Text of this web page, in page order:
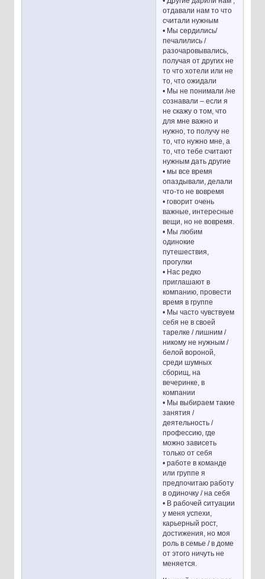
отдавали нам то что
считали нужным
• Мы сердились/
печалились /
разочаровывались,
получая от других не
то что хотели или не
то, что ожидали
• Мы не понимали /не
сознавали – если я
не скажу о том, что
для мне важно и
нужно, то получу не
то, что нужно мне, а
то, что тебе считают
нужным дать другие
• мы все время
опаздывали, делали
что-то не вовремя
• говорит очень
важные, интересные
вещи, но не вовремя.
• Мы любим
одинокие
путешествия,
прогулки
• Нас редко
приглашают в
компанию, провести
время в группе
• Мы часто чувствуем
себя не в своей
тарелке / лишним /
никому не нужным /
белой вороной,
среди шумных
сборищ, на
вечеринке, в
компании
• Мы выбираем такие
занятия /
деятельность /
профессию, где
можно зависеть
только от себя
• работе в команде
или группе я
предпочитаю работу
в одиночку / на себя
• В рабочей ситуации
у меня успехи,
карьерный рост,
достижения, но моя
роль в семье / в доме
от этого ничуть не
меняется.